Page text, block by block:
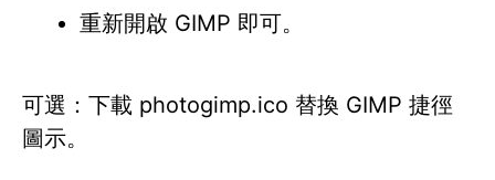
重新開啟 GIMP 即可。
可選：下載 photogimp.ico 替換 GIMP 捷徑
圖示。